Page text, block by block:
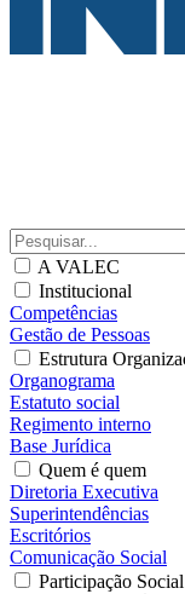
A VALEC
Institucional
Competências
Gestão de Pessoas
Estrutura
Organograma
Estatuto social
Regimento interno
Base Jurídica
Quem é quem
Diretoria Executiva
Superintendências
Escritórios
Comunicação Social
Participação Social